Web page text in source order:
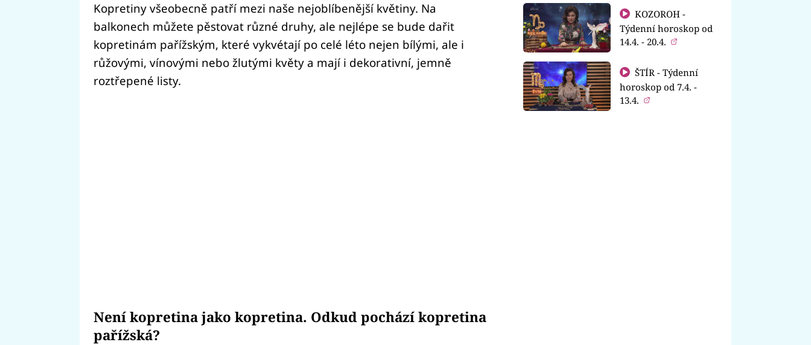
Kopretiny všeobecně patří mezi naše nejoblíbenější květiny. Na
balkonech můžete pěstovat různé druhy, ale nejlépe se bude dařit
kopretinám pařížským, které vykvétají po celé léto nejen bílými, ale i
růžovými, vínovými nebo žlutými květy a mají i dekorativní, jemně
roztřepené listy.
Není kopretina jako kopretina. Odkud pochází kopretina
pařížská?
KOZOROH -
Týdenní horoskop od
14.4. - 20.4.
ŠTÍR - Týdenní
horoskop od 7.4. -
13.4.